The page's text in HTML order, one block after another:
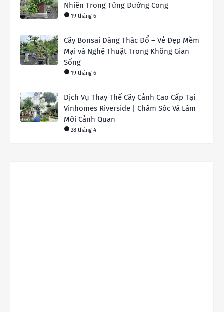
Nhiên Trong Từng Đường Cong
19 tháng 6
Cây Bonsai Dáng Thác Đổ – Vẻ Đẹp Mềm
Mại và Nghệ Thuật Trong Không Gian
Sống
19 tháng 6
Dịch Vụ Thay Thế Cây Cảnh Cao Cấp Tại
Vinhomes Riverside | Chăm Sóc Và Làm
Mới Cảnh Quan
28 tháng 4